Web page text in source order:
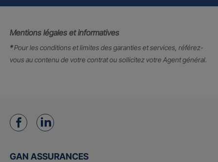
Mentions légales et informatives
*Pour les conditions et limites des garanties et services, référez-
vous au contenu de votre contrat ou sollicitez votre Agent général.
GAN ASSURANCES